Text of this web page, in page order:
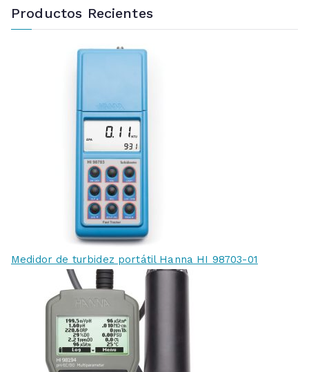
Productos Recientes
Medidor de turbidez portátil Hanna HI 98703-01